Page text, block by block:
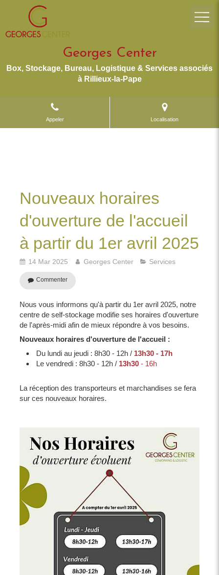
Georges Center
Box, Stockage, Bureau, Logistique & Services associés
à Rillieux-la-Pape
Appeler Localisation
Nouveaux horaires
d'ouverture de l'accueil
à partir du 1er avril 2025
14 Mar 2025 Georges Center Services
Commenter
Nous vous informons qu'à partir du 1er avril 2025, notre
centre de self-stockage modifie ses horaires d'ouverture
de l'après-midi afin de mieux répondre à vos besoins.
Nouveaux horaires d'ouverture de l'accueil :
Du lundi au jeudi : 8h30 - 12h / 13h30 - 17h
Le vendredi : 8h30 - 12h / 13h30 - 16h
La réception des transporteurs et marchandises se fera
sur ces nouveaux horaires.